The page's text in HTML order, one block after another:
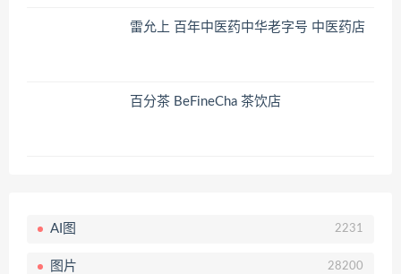
雷允上 百年中医药中华老字号 中医药店
百分茶 BeFineCha 茶饮店
AI图 2231
图片 28200